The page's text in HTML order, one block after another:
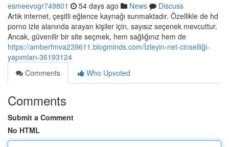
esmeevogr749801 54 days ago News
Discuss
Artık internet, çeşitli eğlence kaynağı sunmaktadır. Özellikle de hd
porno izle alanında arayan kişiler için, sayısız seçenek mevcuttur.
Ancak, güvenilir bir site seçmek, hem sağlığınız hem de
https://amberfmva239611.blogminds.com/İzleyin-net-cinselliği-
yapımları-36193124
Comments
Who Upvoted
Comments
Submit a Comment
No HTML